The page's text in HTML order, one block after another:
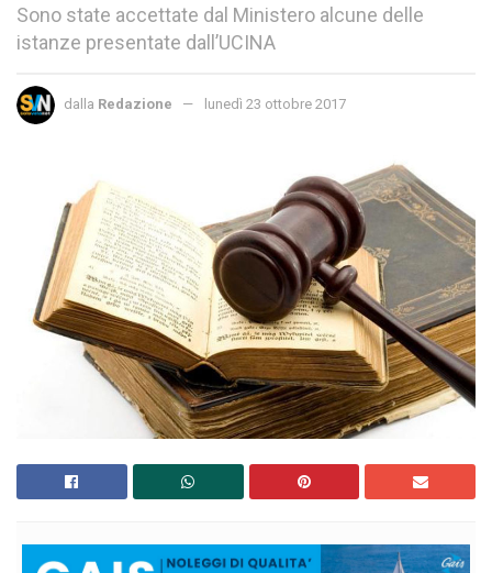
Sono state accettate dal Ministero alcune delle
istanze presentate dall’UCINA
dalla Redazione lunedì 23 ottobre 2017